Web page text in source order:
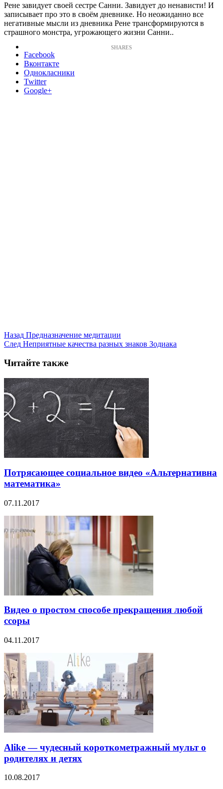
Рене завидует своей сестре Санни. Завидует до ненависти! И
записывает про это в своём дневнике. Но неожиданно все
негативные мысли из дневника Рене трансформируются в
страшного монстра, угрожающего жизни Санни..
Facebook
Вконтакте
Однокласники
Twitter
Google+
Назад Предназначение медитации
След Неприятные качества разных знаков Зодиака
Читайте также
Потрясающее социальное видео «Альтернативна
математика»
07.11.2017
Видео о простом способе прекращения любой
ссоры
04.11.2017
Alike — чудесный короткометражный мульт о
родителях и детях
10.08.2017